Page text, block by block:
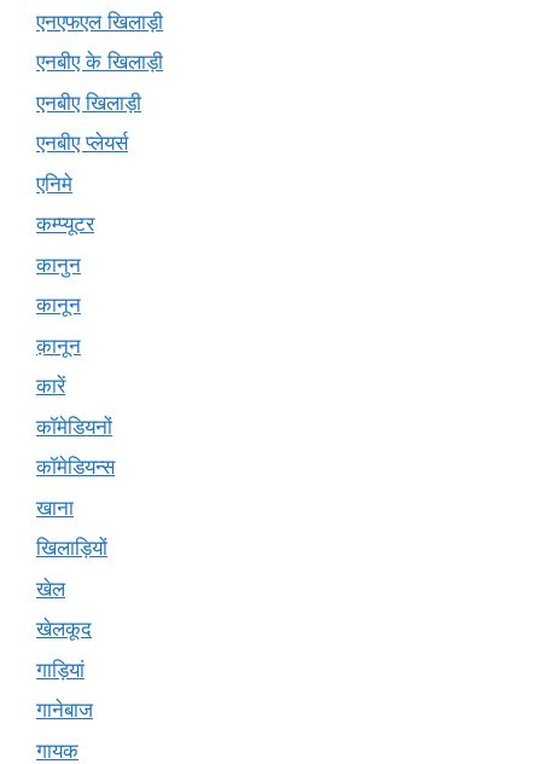
एनएफएल खिलाड़ी
एनबीए के खिलाड़ी
एनबीए खिलाड़ी
एनबीए प्लेयर्स
एनिमे
कम्प्यूटर
कानुन
कानून
क़ानून
कारें
कॉमेडियनों
कॉमेडियन्स
खाना
खिलाड़ियों
खेल
खेलकूद
गाड़ियां
गानेबाज
गायक